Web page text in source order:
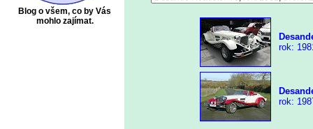
Blog o všem, co by Vás
mohlo zajímat.
rok:
rok: